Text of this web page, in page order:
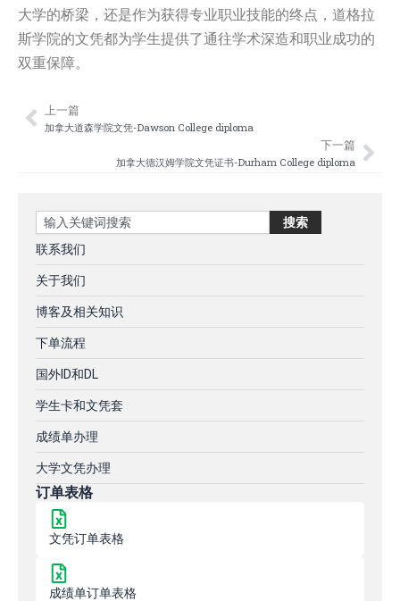
大学的桥梁，还是作为获得专业职业技能的终点，道格拉
斯学院的文凭都为学生提供了通往学术深造和职业成功的
双重保障。
Prev
上一篇
加拿大道森学院文凭-Dawson College diploma
下一篇
加拿大德汉姆学院文凭证书-Durham College diploma
Search 搜索
联系我们
关于我们
博客及相关知识
下单流程
国外ID和DL
学生卡和文凭套
成绩单办理
大学文凭办理
订单表格
文凭订单表格
成绩单订单表格